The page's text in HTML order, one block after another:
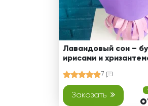
Лавандовый сон –
ирисами и
7
Заказать